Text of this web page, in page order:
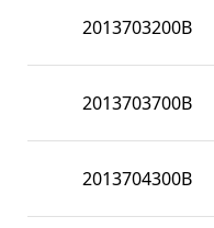
2013703200B
2013703700B
2013704300B